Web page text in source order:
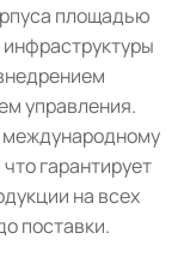
площадью
управления.
гарантирует
на всех
поставки.